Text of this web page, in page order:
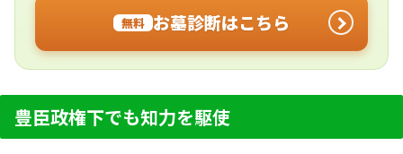
無料 お墓診断はこちら
豊臣政権下でも知力を駆使